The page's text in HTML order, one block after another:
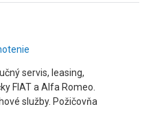
servis, leasing,
FIAT a Alfa Romeo.
služby. Požičovňa